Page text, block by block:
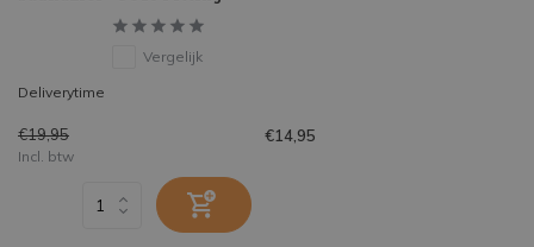
Vergelijk
Deliverytime
€19,95 €14,95
Incl. btw